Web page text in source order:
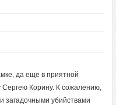
да еще в приятной
Корину. К сожалению,
загадочными убийствами